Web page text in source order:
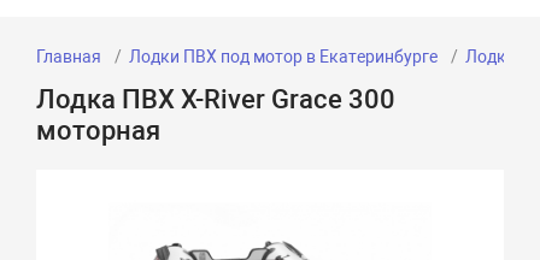
Главная Лодки ПВХ под мотор в Екатеринбурге Лодки
Лодка ПВХ X-River Grace 300
моторная